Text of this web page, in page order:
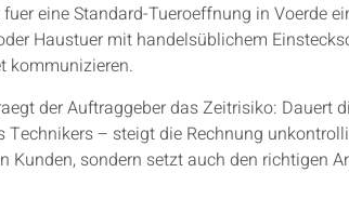
eine Standard-Tueroeffnung in Voerde
Haustuer mit handelsüblichem
kommunizieren.
der Auftraggeber das Zeitrisiko: Dauert
– steigt die Rechnung
sondern setzt auch den richtigen